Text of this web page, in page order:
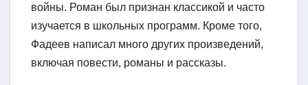
войны. Роман был признан классикой и часто
изучается в школьных программ. Кроме того,
Фадеев написал много других произведений,
включая повести, романы и рассказы.